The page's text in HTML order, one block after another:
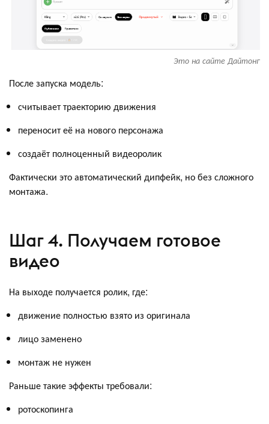
Это на сайте Дайтонг
После запуска модель:
считывает траекторию движения
переносит её на нового персонажа
создаёт полноценный видеоролик
Фактически это автоматический дипфейк, но без сложного
монтажа.
Шаг 4. Получаем готовое
видео
На выходе получается ролик, где:
движение полностью взято из оригинала
лицо заменено
монтаж не нужен
Раньше такие эффекты требовали:
ротоскопинга